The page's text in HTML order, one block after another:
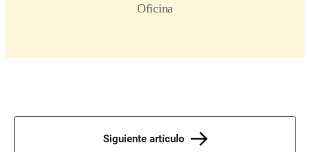
Siguiente artículo